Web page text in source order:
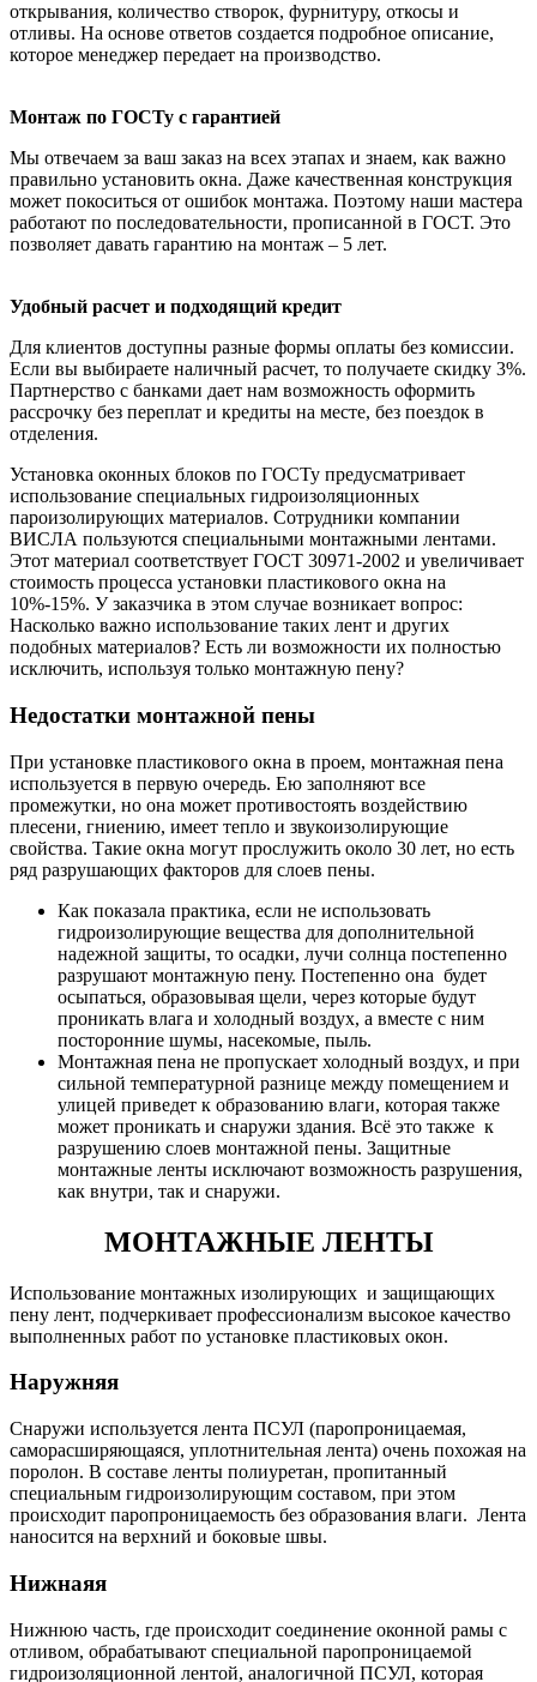
открывания, количество створок, фурнитуру, откосы и
отливы. На основе ответов создается подробное описание,
которое менеджер передает на производство.
Монтаж по ГОСТу с гарантией
Мы отвечаем за ваш заказ на всех этапах и знаем, как важно
правильно установить окна. Даже качественная конструкция
может покоситься от ошибок монтажа. Поэтому наши мастера
работают по последовательности, прописанной в ГОСТ. Это
позволяет давать гарантию на монтаж – 5 лет.
Удобный расчет и подходящий кредит
Для клиентов доступны разные формы оплаты без комиссии.
Если вы выбираете наличный расчет, то получаете скидку 3%.
Партнерство с банками дает нам возможность оформить
рассрочку без переплат и кредиты на месте, без поездок в
отделения.
Установка оконных блоков по ГОСТу предусматривает
использование специальных гидроизоляционных
пароизолирующих материалов. Сотрудники компании
ВИСЛА пользуются специальными монтажными лентами.
Этот материал соответствует ГОСТ 30971-2002 и увеличивает
стоимость процесса установки пластикового окна на
10%-15%. У заказчика в этом случае возникает вопрос:
Насколько важно использование таких лент и других
подобных материалов? Есть ли возможности их полностью
исключить, используя только монтажную пену?
Недостатки монтажной пены
При установке пластикового окна в проем, монтажная пена
используется в первую очередь. Ею заполняют все
промежутки, но она может противостоять воздействию
плесени, гниению, имеет тепло и звукоизолирующие
свойства. Такие окна могут прослужить около 30 лет, но есть
ряд разрушающих факторов для слоев пены.
Как показала практика, если не использовать
гидроизолирующие вещества для дополнительной
надежной защиты, то осадки, лучи солнца постепенно
разрушают монтажную пену. Постепенно она будет
осыпаться, образовывая щели, через которые будут
проникать влага и холодный воздух, а вместе с ним
посторонние шумы, насекомые, пыль.
Монтажная пена не пропускает холодный воздух, и при
сильной температурной разнице между помещением и
улицей приведет к образованию влаги, которая также
может проникать и снаружи здания. Всё это также к
разрушению слоев монтажной пены. Защитные
монтажные ленты исключают возможность разрушения,
как внутри, так и снаружи.
МОНТАЖНЫЕ ЛЕНТЫ
Использование монтажных изолирующих и защищающих
пену лент, подчеркивает профессионализм высокое качество
выполненных работ по установке пластиковых окон.
Наружняя
Снаружи используется лента ПСУЛ (паропроницаемая,
саморасширяющаяся, уплотнительная лента) очень похожая на
поролон. В составе ленты полиуретан, пропитанный
специальным гидроизолирующим составом, при этом
происходит паропроницаемость без образования влаги. Лента
наносится на верхний и боковые швы.
Нижнаяя
Нижнюю часть, где происходит соединение оконной рамы с
отливом, обрабатывают специальной паропроницаемой
гидроизоляционной лентой, аналогичной ПСУЛ, которая